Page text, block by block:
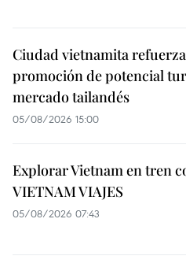
Ciudad vietnamita refuerza
promoción de potencial
mercado tailandés
05/08/2026 15:00
Explorar Vietnam en tren
VIETNAM VIAJES
05/08/2026 07:43